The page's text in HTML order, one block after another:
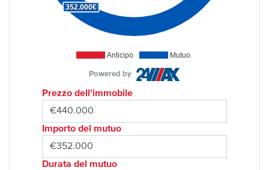
Anticipo Mutuo
352.000€
Powered by
Prezzo dell'immobile
Importo del mutuo
Durata del mutuo